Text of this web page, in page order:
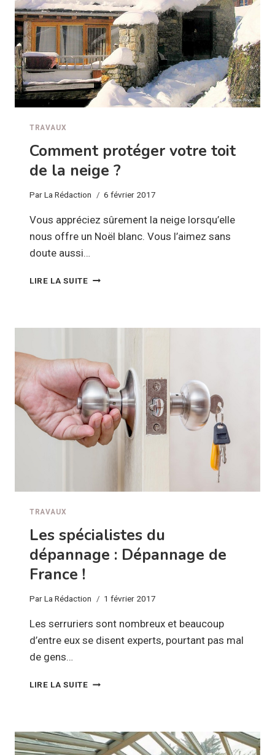
TRAVAUX
Comment protéger votre toit
de la neige ?
ParLa Rédaction 6 février 2017
Vous appréciez sûrement la neige lorsqu’elle
nous offre un Noël blanc. Vous l’aimez sans
doute aussi…
LIRE LA SUITECOMMENT
DE
?
TRAVAUX
Les spécialistes du
dépannage : Dépannage de
France !
ParLa Rédaction 1 février 2017
Les serruriers sont nombreux et beaucoup
d’entre eux se disent experts, pourtant pas mal
de gens…
LIRE LA SUITELES
:
DÉPANNAGE